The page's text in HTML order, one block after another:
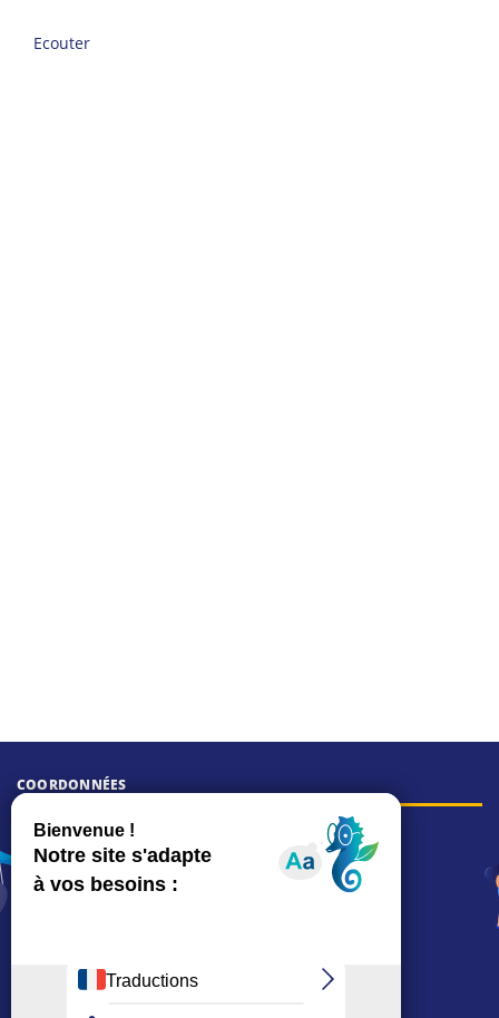
Ecouter
COORDONNÉES
Hôtel de ville
15, rue Charles-Duflos
01 41 19 83 00
01 71 11 45 45
Mairie de quartier Les Bruyères